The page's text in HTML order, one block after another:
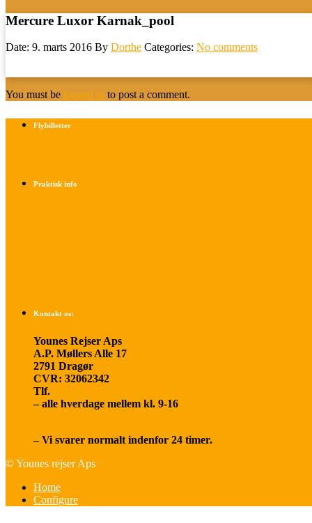
Mercure Luxor Karnak_pool
Date: 9. marts 2016 By Dorthe Categories: No comments
You must be logged in to post a comment.
Flybilletter
Praktisk info
Kontakt os:
Younes Rejser Aps
A.P. Møllers Alle 17
2791 Dragør
CVR: 32062342
Tlf.
– alle hverdage mellem kl. 9-16
– Vi svarer normalt indenfor 24 timer.
© Younes rejser Aps
Home
Configure